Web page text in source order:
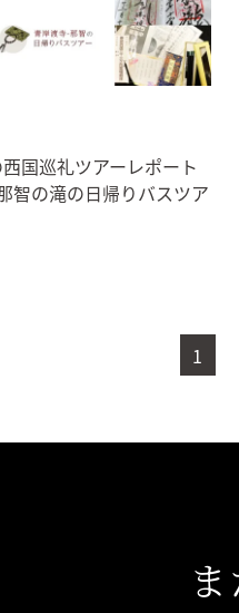
国巡礼ツアーレポート
智の滝の日帰りバスツア
1